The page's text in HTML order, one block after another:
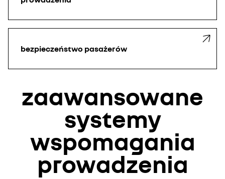
bezpieczeństwo pasażerów
zaawansowane
systemy
wspomagania
prowadzenia